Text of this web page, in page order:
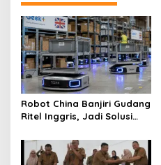
Robot China Banjiri Gudang
Ritel Inggris, Jadi Solusi